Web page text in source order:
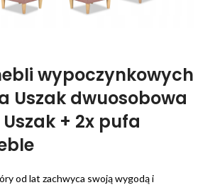
wypoczynkowych
Uszak dwuosobowa
Uszak + 2x pufa
od lat zachwyca swoją wygodą i